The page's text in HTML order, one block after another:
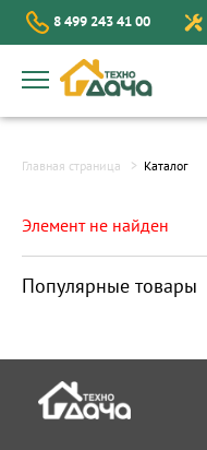
8 499 243 41 00
Главная страница Каталог
Элемент не найден
Популярные товары